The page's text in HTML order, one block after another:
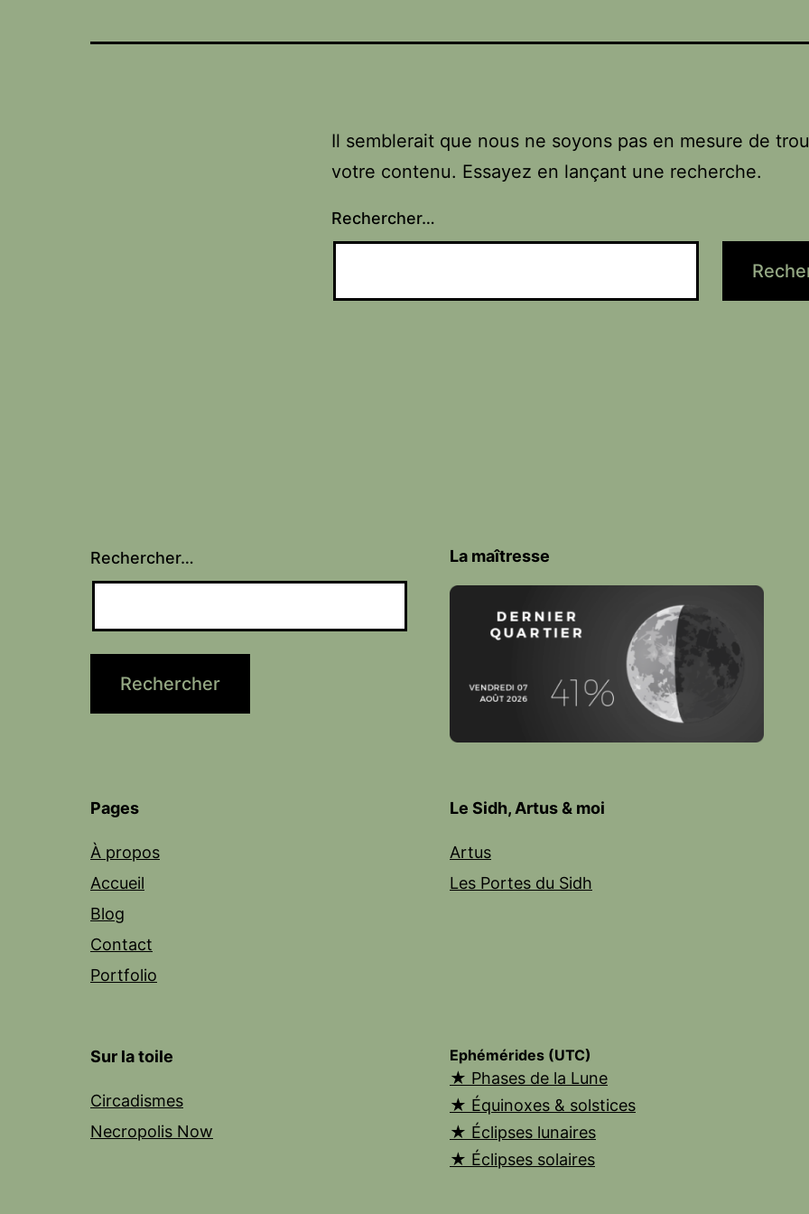
Il semblerait que nous ne soyons pas en mesure de
votre contenu. Essayez en lançant une recherche.
Rechercher…
Rechercher… La maîtresse
Pages
À propos
Accueil
Blog
Contact
Portfolio
Le Sidh, Artus & moi
Artus
Les Portes du Sidh
Sur la toile
Circadismes
Necropolis Now
Ephémérides (UTC)
★ Phases de la Lune
★ Équinoxes & solstices
★ Éclipses lunaires
★ Éclipses solaires